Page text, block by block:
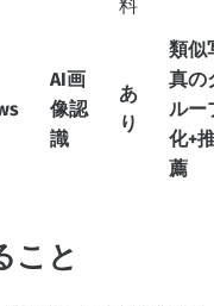
料
AI画
像認
識
あ
り
類似
真の
ルー
化+
薦
こと